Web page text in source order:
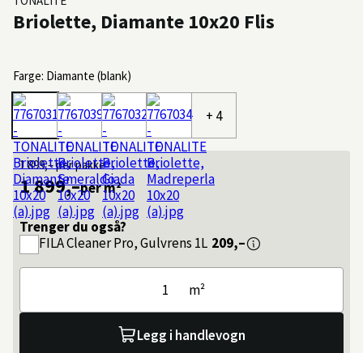
Briolette, Diamante 10x20 Flis
Farge: Diamante (blank)
+ 4
1 899,–per pakke
1 899,–per m²
Trenger du også?
FILACleaner Pro, Gulvrens 1L 209,–
m²
Legg i handlevogn